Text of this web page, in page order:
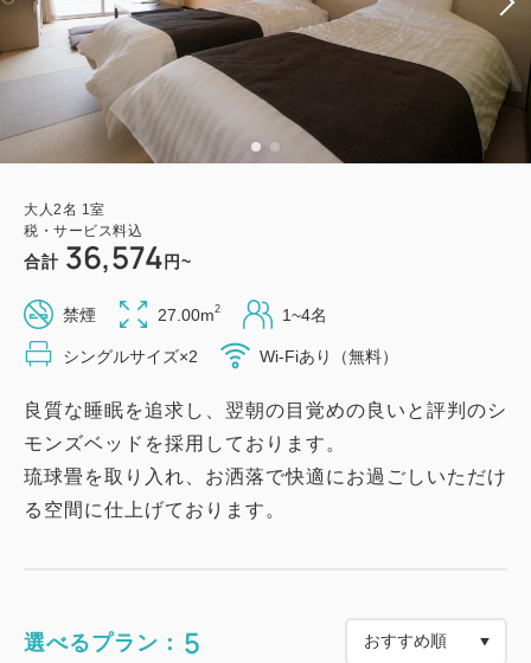
大人2名 1室
税・サービス料込
合計 36,574 円~
禁煙 27.00m2 1~4名
シングルサイズ×2 Wi-Fiあり（無料）
良質な睡眠を追求し、翌朝の目覚めの良いと評判のシ
モンズベッドを採用しております。
琉球畳を取り入れ、お洒落で快適にお過ごしいただけ
る空間に仕上げております。
選べるプラン： 5